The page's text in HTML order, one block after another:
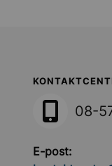
08-
E-post: